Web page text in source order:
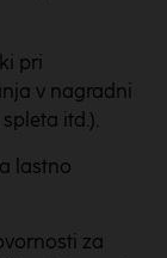
pri
v nagradni
itd.).
lastno
za